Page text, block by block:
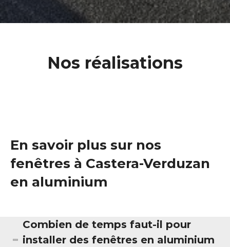
Nos réalisations
En savoir plus sur nos
fenêtres à Castera-Verduzan
en aluminium
Combien de temps faut-il pour
installer des fenêtres en aluminium